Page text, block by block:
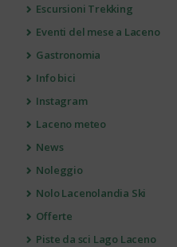
Escursioni Trekking
Eventi del mese a Laceno
Gastronomia
Info bici
Instagram
Laceno meteo
News
Noleggio
Nolo Lacenolandia Ski
Offerte
Piste da sci Lago Laceno